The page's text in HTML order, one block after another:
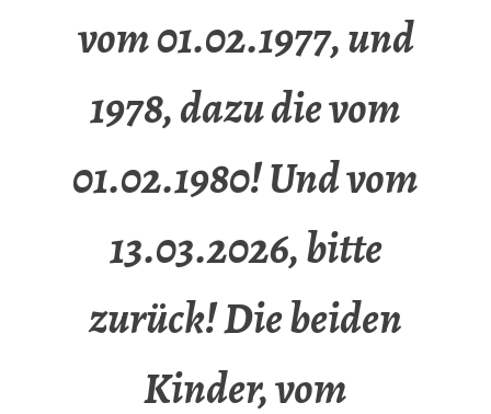
vom 01.02.1977, und
1978, dazu die vom
01.02.1980! Und vom
13.03.2026, bitte
zurück! Die beiden
Kinder, vom